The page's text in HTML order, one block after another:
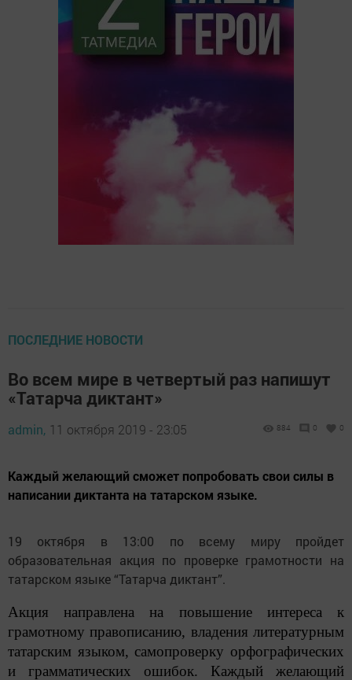
ПОСЛЕДНИЕ НОВОСТИ
Во всем мире в четвертый раз напишут
«Татарча диктант»
admin, 11 октября 2019 - 23:05 884 0 0
Каждый желающий сможет попробовать свои силы в
написании диктанта на татарском языке.
19 октября в 13:00 по всему миру пройдет
образовательная акция по проверке грамотности на
татарском языке “Татарча диктант”.
Акция направлена на повышение интереса к
грамотному правописанию, владения литературным
татарским языком, самопроверку орфографических
и грамматических ошибок. Каждый желающий